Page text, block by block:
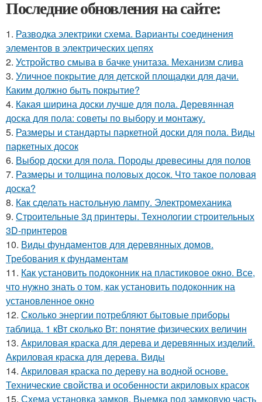
Последние обновления на сайте:
1. Разводка электрики схема. Варианты соединения
элементов в электрических цепях
2. Устройство смыва в бачке унитаза. Механизм слива
3. Уличное покрытие для детской площадки для дачи.
Каким должно быть покрытие?
4. Какая ширина доски лучше для пола. Деревянная
доска для пола: советы по выбору и монтажу.
5. Размеры и стандарты паркетной доски для пола. Виды
паркетных досок
6. Выбор доски для пола. Породы древесины для полов
7. Размеры и толщина половых досок. Что такое половая
доска?
8. Как сделать настольную лампу. Электромеханика
9. Строительные 3д принтеры. Технологии строительных
3D-принтеров
10. Виды фундаментов для деревянных домов.
Требования к фундаментам
11. Как установить подоконник на пластиковое окно. Все,
что нужно знать о том, как установить подоконник на
установленное окно
12. Сколько энергии потребляют бытовые приборы
таблица. 1 кВт сколько Вт: понятие физических величин
13. Акриловая краска для дерева и деревянных изделий.
Акриловая краска для дерева. Виды
14. Акриловая краска по дереву на водной основе.
Технические свойства и особенности акриловых красок
15. Схема установка замков. Выемка под замковую часть